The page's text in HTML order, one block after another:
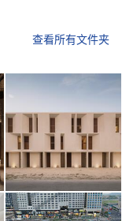
查看所有文件夹